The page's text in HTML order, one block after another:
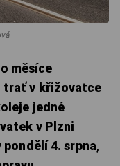
měsíce
trať v křižovatce
jedné
v Plzni
4. srpna,